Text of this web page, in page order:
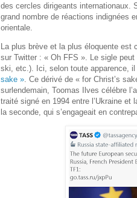
des cercles dirigeants internationaux.
grand nombre de réactions indignées
orientale.
La plus brève et la plus éloquente est
sur Twitter : « Oh FFS ». Le sigle
ski, etc.). Ici, selon toute apparence,
sake ». Ce dérivé de « for Christ’s
surlendemain, Toomas Ilves célébre
traité signé en 1994 entre l’Ukraine
la seconde, qui s’engageait en